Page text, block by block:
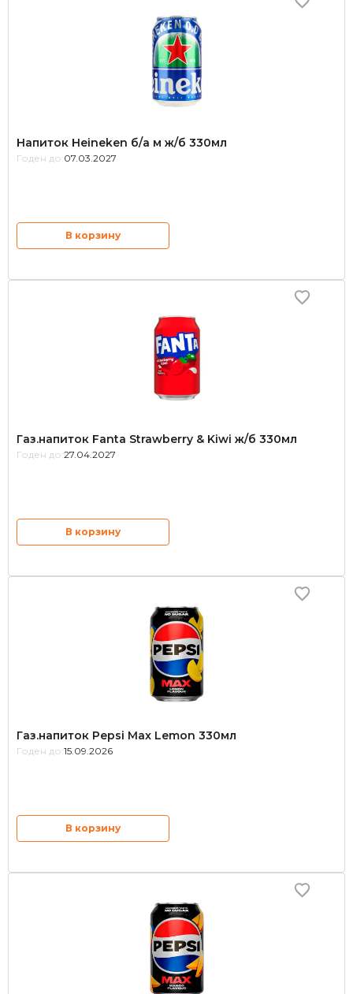
Напиток Heineken б/а м ж/б 330мл
Годен до: 07.03.2027
В корзину
Газ.напиток Fanta Strawberry & Kiwi ж/б 330мл
Годен до: 27.04.2027
В корзину
Газ.напиток Pepsi Max Lemon 330мл
Годен до: 15.09.2026
В корзину